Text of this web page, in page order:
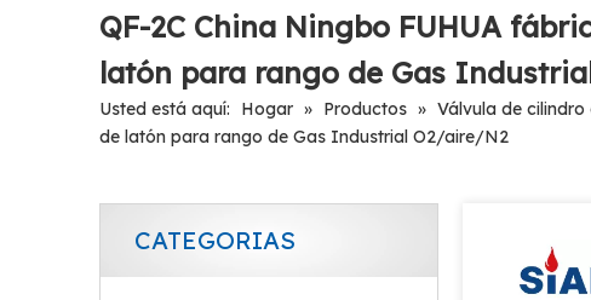
QF-2C China Ningbo FUHUA
latón para rango de Gas
Usted está aquí: Hogar » Productos » Válvula de
de latón para rango de Gas Industrial O2/aire/N2
CATEGORIAS